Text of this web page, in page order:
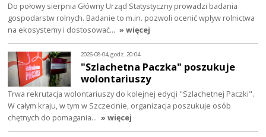
Do połowy sierpnia Główny Urząd Statystyczny prowadzi badania
gospodarstw rolnych. Badanie to m.in. pozwoli ocenić wpływ rolnictwa
na ekosystemy i dostosować… » więcej
2026-08-04, godz. 20:04
"Szlachetna Paczka" poszukuje
wolontariuszy
Trwa rekrutacja wolontariuszy do kolejnej edycji "Szlachetnej Paczki".
W całym kraju, w tym w Szczecinie, organizacja poszukuje osób
chętnych do pomagania… » więcej